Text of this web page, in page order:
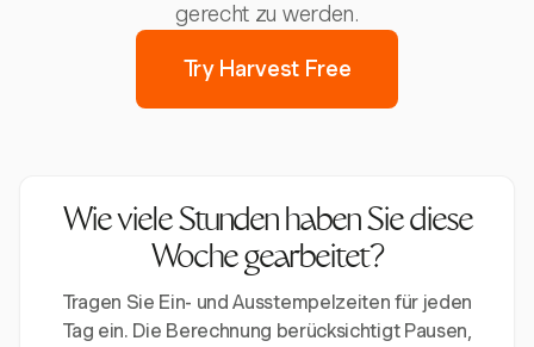
gerecht zu werden.
Try Harvest Free
Wie viele Stunden haben Sie diese
Woche gearbeitet?
Tragen Sie Ein- und Ausstempelzeiten für jeden
Tag ein. Die Berechnung berücksichtigt Pausen,